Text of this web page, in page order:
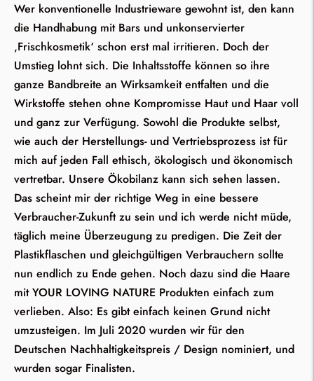
Wer konventionelle Industrieware gewohnt ist, den kann
die Handhabung mit Bars und unkonservierter
‚Frischkosmetik‘ schon erst mal irritieren. Doch der
Umstieg lohnt sich. Die Inhaltsstoffe können so ihre
ganze Bandbreite an Wirksamkeit entfalten und die
Wirkstoffe stehen ohne Kompromisse Haut und Haar voll
und ganz zur Verfügung. Sowohl die Produkte selbst,
wie auch der Herstellungs- und Vertriebsprozess ist für
mich auf jeden Fall ethisch, ökologisch und ökonomisch
vertretbar. Unsere Ökobilanz kann sich sehen lassen.
Das scheint mir der richtige Weg in eine bessere
Verbraucher-Zukunft zu sein und ich werde nicht müde,
täglich meine Überzeugung zu predigen. Die Zeit der
Plastikflaschen und gleichgültigen Verbrauchern sollte
nun endlich zu Ende gehen. Noch dazu sind die Haare
mit YOUR LOVING NATURE Produkten einfach zum
verlieben. Also: Es gibt einfach keinen Grund nicht
umzusteigen. Im Juli 2020 wurden wir für den
Deutschen Nachhaltigkeitspreis / Design nominiert, und
wurden sogar Finalisten.